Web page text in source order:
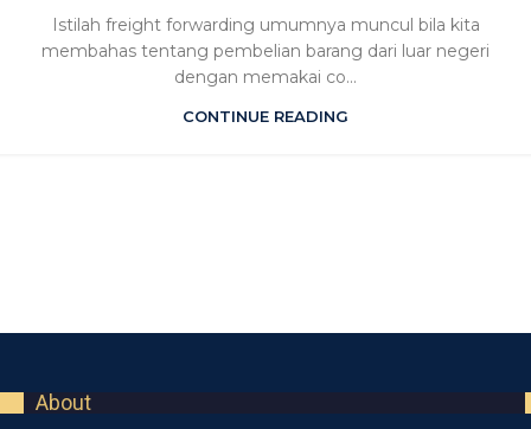
Istilah freight forwarding umumnya muncul bila kita
membahas tentang pembelian barang dari luar negeri
dengan memakai co...
CONTINUE READING
About